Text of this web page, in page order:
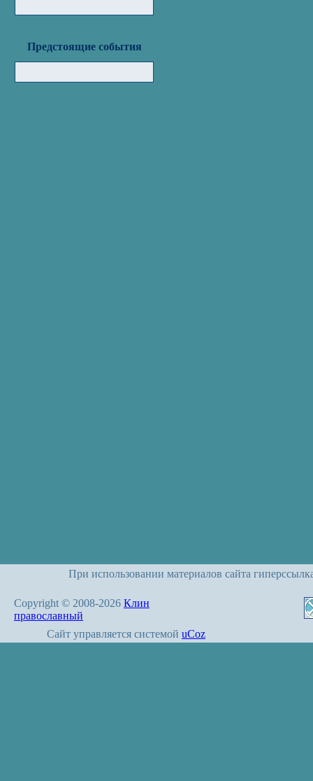
Предстоящие события
При использовании материалов сайта
Copyright © 2008-2026 Клин
православный
Сайт управляется системой uCoz